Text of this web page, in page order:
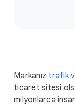
Markanız trafik
ticaret sitesi
milyonlarca